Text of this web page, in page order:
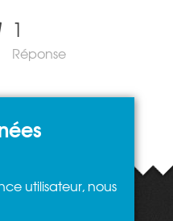
1
Réponse
utilisateur, nous